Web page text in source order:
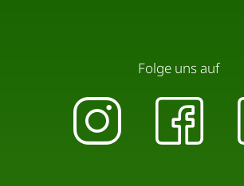
Folge uns auf